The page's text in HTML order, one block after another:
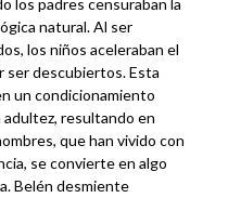
los padres censuraban la
natural. Al ser
los niños aceleraban el
ser descubiertos. Esta
un condicionamiento
resultando en
que han vivido con
se convierte en algo
Belén desmiente